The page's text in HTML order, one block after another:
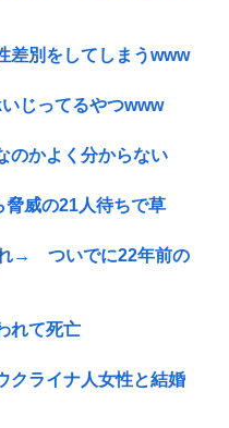
差別をしてしまうwww
じってるやつwww
のかよく分からない
脅威の21人待ちで草
れ→ ついでに22年前の
れて死亡
クライナ人女性と結婚